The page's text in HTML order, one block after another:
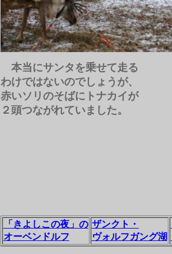
本当にサンタを乗せて走る
わけではないのでしょうが、
赤いソリのそばにトナカイが
２頭つながれていました。
「きよしこの夜」の
オーベンドルフ
ザンクト・
ヴォルフガング湖